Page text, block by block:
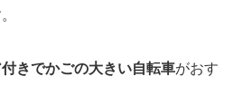
きでかごの大きい自転車がおす